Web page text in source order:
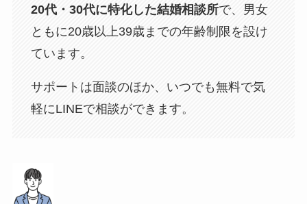
20代・30代に特化した結婚相談所で、男女
ともに20歳以上39歳までの年齢制限を設け
ています。
サポートは面談のほか、いつでも無料で気
軽にLINEで相談ができます。